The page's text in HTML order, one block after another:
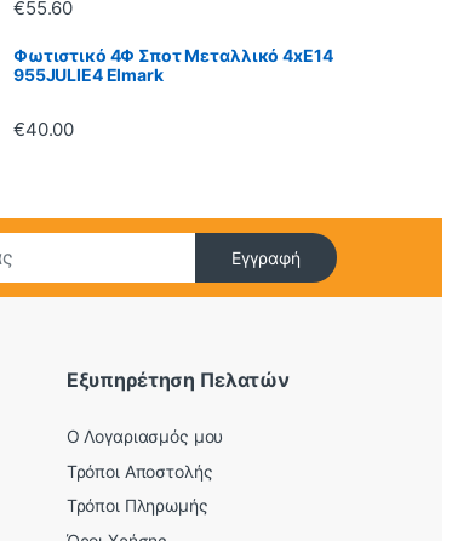
€55.60
Φωτιστικό 4Φ Σποτ Μεταλλικό 4xE14
955JULIE4 Elmark
€40.00
Εγγραφή
Εξυπηρέτηση Πελατών
O Λογαριασμός μου
Τρόποι Αποστολής
Τρόποι Πληρωμής